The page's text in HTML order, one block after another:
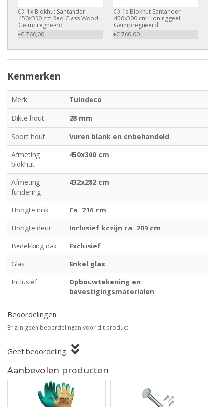
1x Blokhut Santander
450x300 cm Red Class Wood
Geïmpregneerd
+€ 760,00
1xBlokhut Santander
450x300 cm Honinggeel
Geïmpregneerd
+€ 760,00
Kenmerken
Merk
Tuindeco
Dikte hout
28 mm
Soort hout
Vuren blank en onbehandeld
Afmeting
blokhut
450x300 cm
Afmeting
fundering
432x282 cm
Hoogte nok
Ca. 216 cm
Hoogte deur
Inclusief kozijn ca. 209 cm
Bedekking dak
Exclusief
Glas
Enkel glas
Inclusief
Opbouwtekening en
bevestigingsmaterialen
Beoordelingen
Er zijn geen beoordelingen voor dit product.
Geef beoordeling
Aanbevolen producten